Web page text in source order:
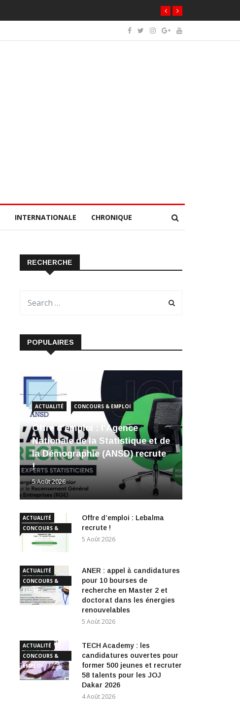
INTERNATIONALE CHRONIQUE
RECHERCHE
POPULAIRES
ACTUALITÉ CONCOURS & EMPLOI
Offre d’emploi : l’Agence
Nationale de la Statistique et de
la Démographie (ANSD) recrute
!
5 Août 2026
ACTUALITÉ
CONCOURS &
EMPLOI
Offre d’emploi : Lebalma
recrute !
5 Août 2026
ACTUALITÉ
CONCOURS &
EMPLOI
ANER : appel à candidatures
pour 10 bourses de
recherche en Master 2 et
doctorat dans les énergies
renouvelables
5 Août 2026
ACTUALITÉ
CONCOURS &
EMPLOI
TECH Academy : les
candidatures ouvertes pour
former 500 jeunes et recruter
58 talents pour les JOJ
Dakar 2026
4 Août 2026